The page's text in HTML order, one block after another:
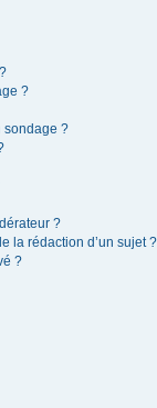
?
sondage ?
?
la rédaction d’un sujet ?
?